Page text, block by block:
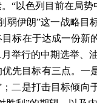
“以色列目前在局势
弱伊朗”这一战略
标在于达成一份
月举行的中期选举、
先目标有三点。一
二是打击目标倾